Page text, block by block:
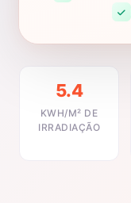
5.4
KWH/M² DE
IRRADIAÇÃO